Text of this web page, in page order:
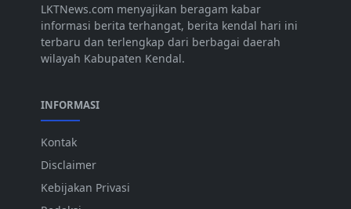
LKTNews.com menyajikan beragam kabar
informasi berita terhangat, berita kendal hari ini
terbaru dan terlengkap dari berbagai daerah
wilayah Kabupaten Kendal.
INFORMASI
Kontak
Disclaimer
Kebijakan Privasi